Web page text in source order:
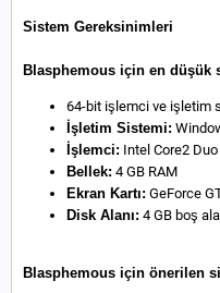
Sistem Gereksinimleri
Blasphemous için en düşük
64-bit işlemci ve işletim
İşletim Sistemi:
İşlemci: Intel Core2
Bellek: 4 GB RAM
Ekran Kartı: GeForce
Disk Alanı: 4 GB boş
Blasphemous için önerilen